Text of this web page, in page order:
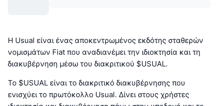
Η Usual είναι ένας αποκεντρωμένος εκδότης σταθερών
νομισμάτων Fiat που αναδιανέμει την ιδιοκτησία και τη
διακυβέρνηση μέσω του διακριτικού $USUAL.
Το $USUAL είναι το διακριτικό διακυβέρνησης που
ενισχύει το πρωτόκολλο Usual. Δίνει στους χρήστες